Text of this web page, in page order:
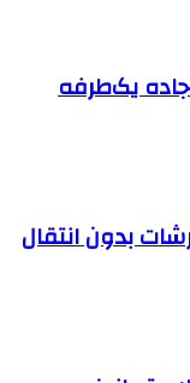
جاده یک‌طرفه
بدون انتقال